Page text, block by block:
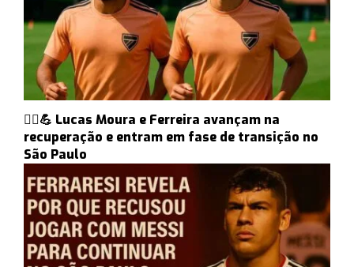
🏃‍♂️💪 Lucas Moura e Ferreira avançam na
recuperação e entram em fase de transição no
São Paulo